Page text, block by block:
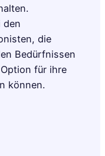
den
die
Bedürfnissen
für ihre
können.